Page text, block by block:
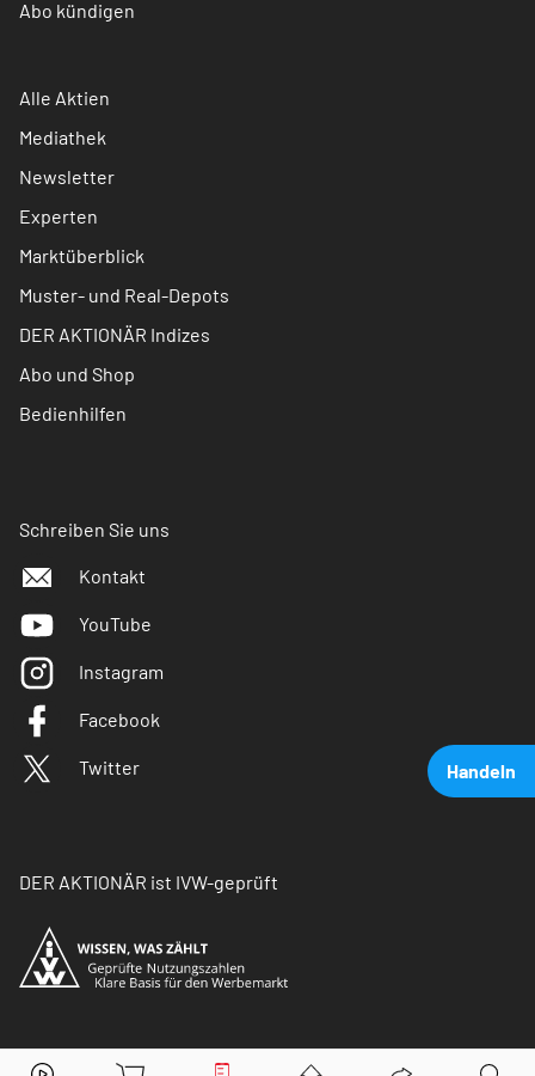
Handeln
Abo kündigen
Alle Aktien
Mediathek
Newsletter
Experten
Marktüberblick
Muster- und Real-Depots
DER AKTIONÄR Indizes
Abo und Shop
Bedienhilfen
Schreiben Sie uns
Kontakt
YouTube
Instagram
Facebook
Twitter
DER AKTIONÄR ist IVW-geprüft